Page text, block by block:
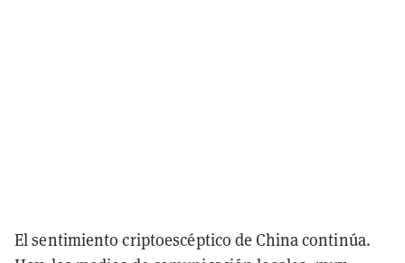
El sentimiento criptoescéptico de China continúa.